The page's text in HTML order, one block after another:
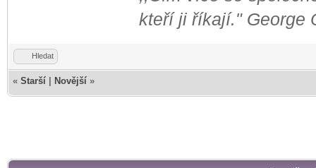
kteří ji říkají." George
Hledat
« Starší Novější »